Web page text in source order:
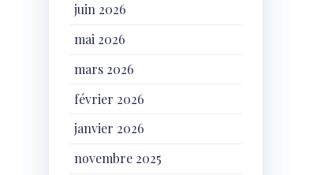
juin 2026
mai 2026
mars 2026
février 2026
janvier 2026
novembre 2025